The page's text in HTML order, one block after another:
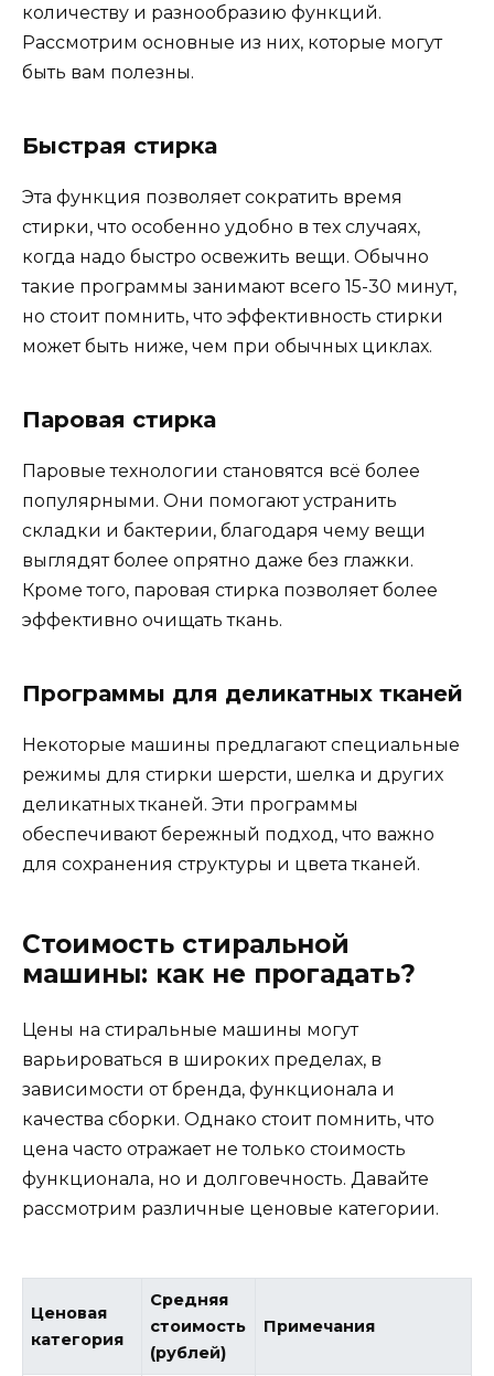
количеству и разнообразию функций.
Рассмотрим основные из них, которые могут
быть вам полезны.
Быстрая стирка
Эта функция позволяет сократить время
стирки, что особенно удобно в тех случаях,
когда надо быстро освежить вещи. Обычно
такие программы занимают всего 15-30 минут,
но стоит помнить, что эффективность стирки
может быть ниже, чем при обычных циклах.
Паровая стирка
Паровые технологии становятся всё более
популярными. Они помогают устранить
складки и бактерии, благодаря чему вещи
выглядят более опрятно даже без глажки.
Кроме того, паровая стирка позволяет более
эффективно очищать ткань.
Программы для деликатных тканей
Некоторые машины предлагают специальные
режимы для стирки шерсти, шелка и других
деликатных тканей. Эти программы
обеспечивают бережный подход, что важно
для сохранения структуры и цвета тканей.
Стоимость стиральной
машины: как не прогадать?
Цены на стиральные машины могут
варьироваться в широких пределах, в
зависимости от бренда, функционала и
качества сборки. Однако стоит помнить, что
цена часто отражает не только стоимость
функционала, но и долговечность. Давайте
рассмотрим различные ценовые категории.
Ценовая
категория
Средняя
стоимость
(рублей)
Примечания